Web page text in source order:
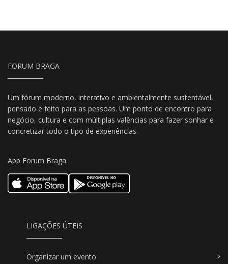
FORUM BRAGA
Um fórum moderno, interativo e ambientalmente sustentável,
pensado e feito para as pessoas. Um ponto de encontro para
negócio, cultura e com múltiplas valências para fazer sonhar e
concretizar todo o tipo de experiências.
App Forum Braga
LIGAÇÕES ÚTEIS
Organizar um evento